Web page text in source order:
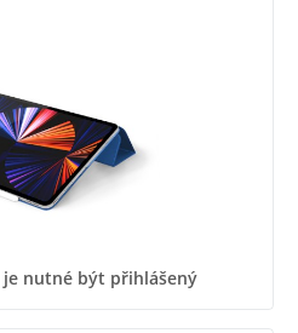
nutné být přihlášený